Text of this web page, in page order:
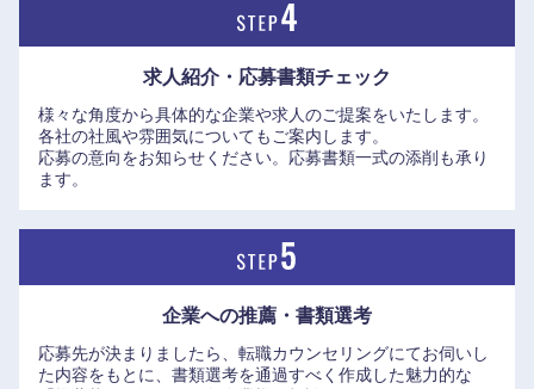
求人紹介・応募書類チェック
様々な角度から具体的な企業や求人のご提案をいたします。
各社の社風や雰囲気についてもご案内します。
応募の意向をお知らせください。応募書類一式の添削も承り
ます。
企業への推薦・書類選考
応募先が決まりましたら、転職カウンセリングにてお伺いし
た内容をもとに、書類選考を通過すべく作成した魅力的な
山口県 徳島県
香川県 愛媛県